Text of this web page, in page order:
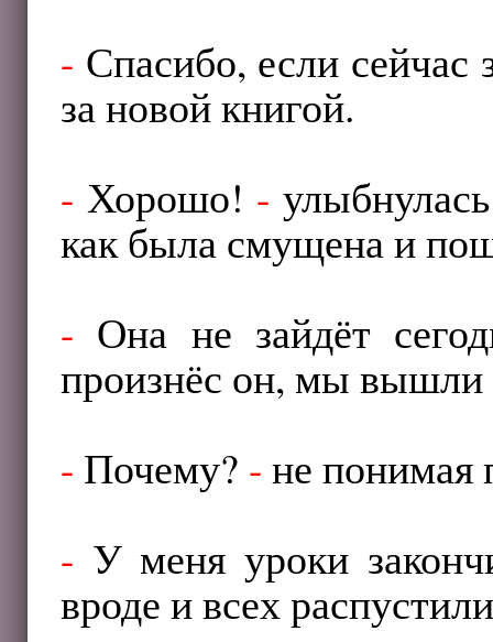
- Спасибо, если сейчас
за новой книгой.
- Хорошо! -
как была смущена и
- Она не зайдёт
произнёс он, мы вышли
- Почему? -не понимая
- У меня уроки
вроде и всех